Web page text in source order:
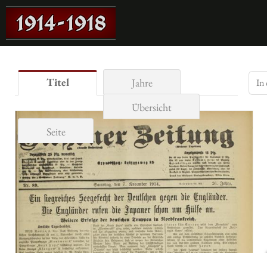
Titel
Jahre
Übersicht
Seite